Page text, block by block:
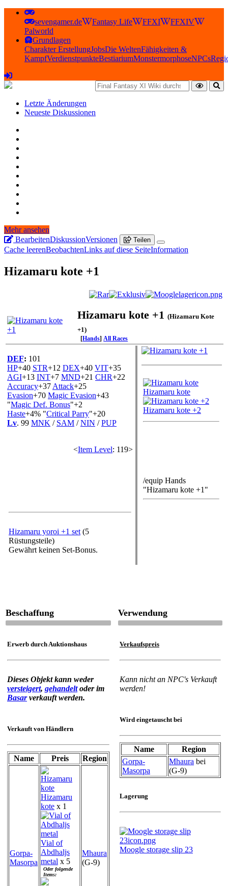
sevengamer.de Fantasy Life FFXI
FFXIV
Palworld
Grundlagen
Charakter ErstellungJobsDie WeltenFähigkeiten &
KampfVerdienstpunkteBestiariumMonstermorphoseNPCs
Letzte Änderungen
Neueste Diskussionen
Mehr ansehen
BearbeitenDiskussionVersionen Teilen
Cache leerenBeobachtenLinks auf diese SeiteInformation
Hizamaru kote +1
Hizamaru kote +1(Hizamaru Kote
+1)
[Hands]All Races
DEF: 101
HP+40 STR+12 DEX+40 VIT+35
AGI+13 INT+7 MND+21 CHR+22
Accuracy+37 Attack+25
Evasion+70 Magic Evasion+43
"Magic Def. Bonus"+2
Haste+4% "Critical Parry"+20
Lv. 99 MNK / SAM /NIN /PUP
<Item Level: 119>
Hizamaru yoroi +1 set (5
Rüstungsteile)
Gewährt keinen Set-Bonus.
Hizamaru kote
Hizamaru kote +2
/equip Hands
"Hizamaru kote +1"
Beschaffung Verwendung
Erwerb durch Auktionshaus
Dieses Objekt kann weder
versteigert, gehandeltoder im
Basarverkauft werden.
Verkauft von Händlern
Name Preis Region
Gorpa-
Masorpa
Hizamaru
kote x 1
Vial of
Abdhaljs
metal x 5
Oder folgende
Items:
Mhaura
(G-9)
Verkaufspreis
Kann nicht an NPC's Verkauft
werden!
Wird eingetauscht bei
Name
Region
Gorpa-
Masorpa
Mhaura bei
(G-9)
Lagerung
Moogle storage slip 23